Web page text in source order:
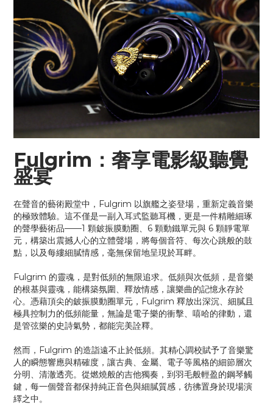
Fulgrim：奢享電影級聽覺
盛宴
在聲音的藝術殿堂中，Fulgrim 以旗艦之姿登場，重新定義音樂
的極致體驗。這不僅是一副入耳式監聽耳機，更是一件精雕細琢
的聲學藝術品——1 顆鈹振膜動圈、6 顆動鐵單元與 6 顆靜電單
元，構築出震撼人心的立體聲場，將每個音符、每次心跳般的鼓
點，以及每縷細膩情感，毫無保留地呈現於耳畔。
Fulgrim 的靈魂，是對低頻的無限追求。低頻與次低頻，是音樂
的根基與靈魂，能構築氛圍、釋放情感，讓樂曲的記憶永存於
心。憑藉頂尖的鈹振膜動圈單元，Fulgrim 釋放出深沉、細膩且
極具控制力的低頻能量，無論是電子樂的衝擊、嘻哈的律動，還
是管弦樂的史詩氣勢，都能完美詮釋。
然而，Fulgrim 的造詣遠不止於低頻。其精心調校賦予了音樂驚
人的瞬態響應與精確度，讓古典、金屬、電子等風格的細節層次
分明、清澈透亮。從燃燒般的吉他獨奏，到羽毛般輕盈的鋼琴觸
鍵，每一個聲音都保持純正音色與細膩質感，彷彿置身於現場演
繹之中。